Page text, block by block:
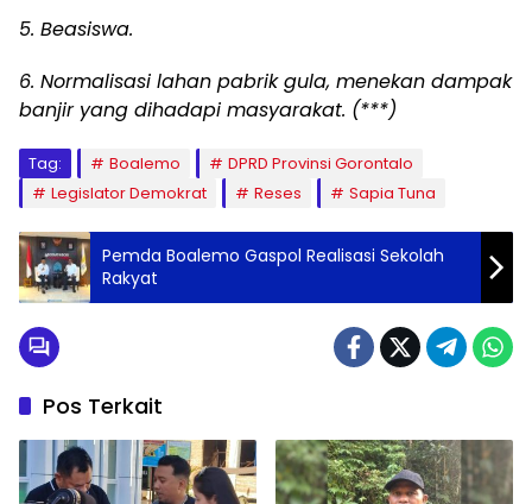
5. Beasiswa.
6. Normalisasi lahan pabrik gula, menekan dampak
banjir yang dihadapi masyarakat. (***)
Tag: Boalemo
DPRD Provinsi Gorontalo
Legislator Demokrat
Reses Sapia Tuna
Pemda Boalemo Gaspol Realisasi Sekolah
Rakyat
Pos Terkait